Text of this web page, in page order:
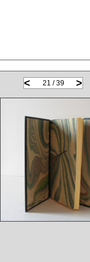
< >
21 / 39